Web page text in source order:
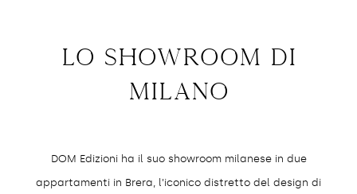
Lo showroom di
milano
DOM Edizioni ha il suo showroom milanese in due
appartamenti in Brera, l’iconico distretto del design di